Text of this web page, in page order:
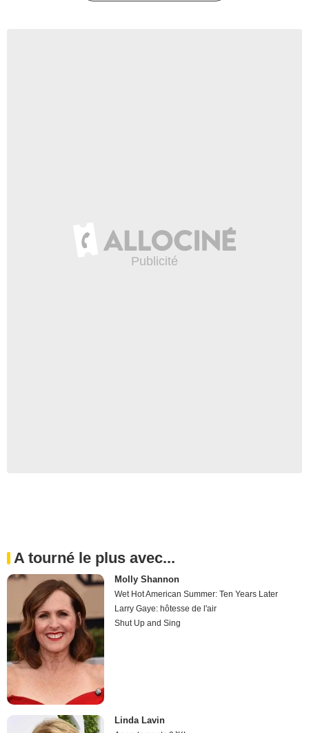
A tourné le plus avec...
Molly Shannon
Wet Hot American Summer: Ten Years Later
Larry Gaye: hôtesse de l'air
Shut Up and Sing
Linda Lavin